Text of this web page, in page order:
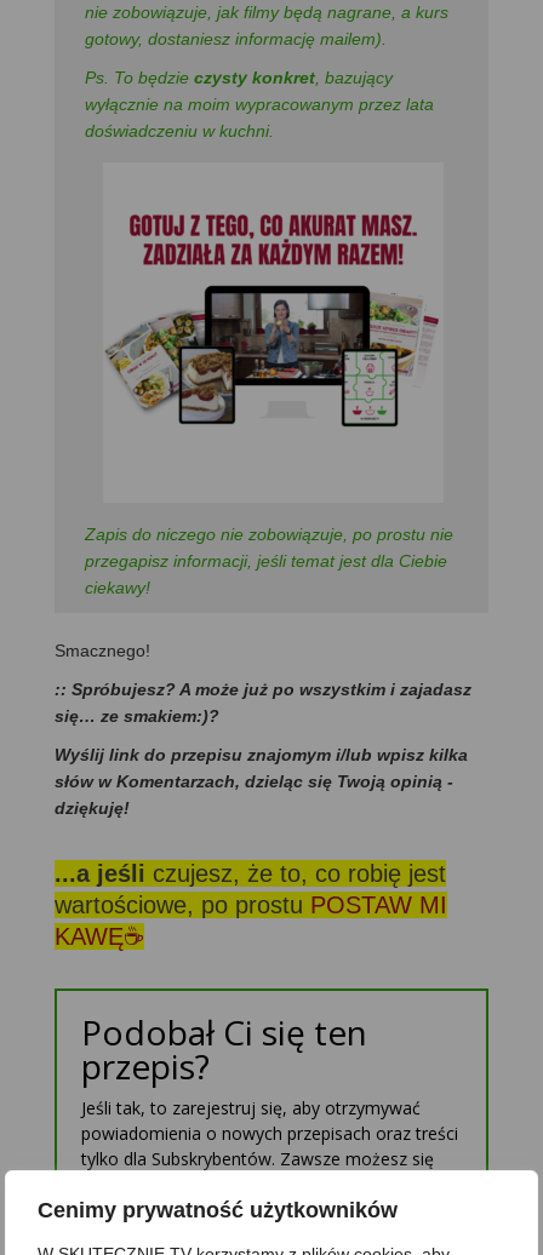
Cenimy prywatność użytkowników
nie zobowiązuje, jak filmy będą nagrane, a kurs
gotowy, dostaniesz informację mailem).
Ps. To będzie czysty konkret , bazujący
wyłącznie na moim wypracowanym przez lata
doświadczeniu w kuchni.
Zapis do niczego nie zobowiązuje, po prostu nie
przegapisz informacji, jeśli temat jest dla Ciebie
ciekawy!
Smacznego!
:: Spróbujesz? A może już po wszystkim i zajadasz
się… ze smakiem:)?
Wyślij link do przepisu znajomym i/lub wpisz kilka
słów w Komentarzach, dzieląc się Twoją opinią -
dziękuję!
...a jeśli czujesz, że to, co robię jest
wartościowe, po prostu POSTAW MI
KAWĘ☕
Podobał Ci się ten
przepis?
Jeśli tak, to zarejestruj się, aby otrzymywać
powiadomienia o nowych przepisach oraz treści
tylko dla Subskrybentów. Zawsze możesz się